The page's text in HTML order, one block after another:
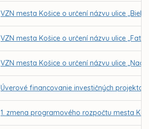
VZN mesta Košice o určení názvu ulice
VZN mesta Košice o určení názvu ulice
VZN mesta Košice o určení názvu ulice „Nad
Úverové financovanie investičných projektov
1. zmena programového rozpočtu mesta